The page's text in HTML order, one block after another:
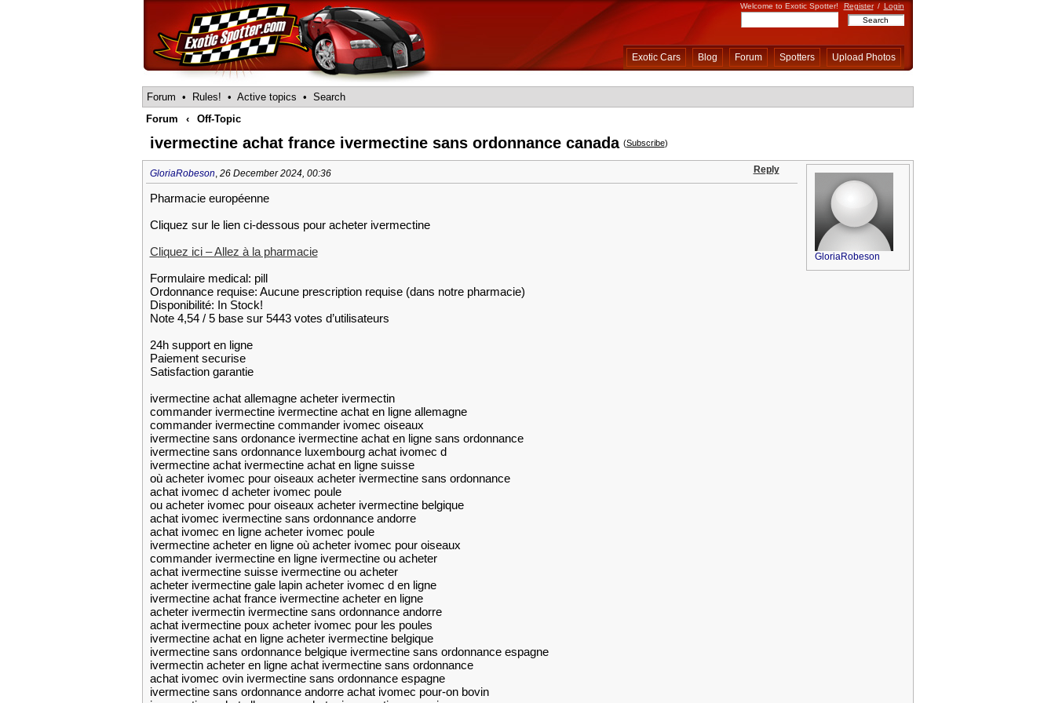
Welcome to Exotic Spotter! Register / Login
Exotic Cars Blog Forum Spotters Upload Photos
Forum • Rules! • Active topics • Search
Forum
‹ Off-Topic
ivermectine achat france ivermectine sans ordonnance canada (Subscribe)
GloriaRobeson, 26 December 2024, 00:36 Reply
Pharmacie européenne
Cliquez sur le lien ci-dessous pour acheter ivermectine
Cliquez ici – Allez à la pharmacie
Formulaire medical: pill
Ordonnance requise: Aucune prescription requise (dans notre pharmacie)
Disponibilité: In Stock!
Note 4,54 / 5 base sur 5443 votes d’utilisateurs
24h support en ligne
Paiement securise
Satisfaction garantie
ivermectine achat allemagne acheter ivermectin
commander ivermectine ivermectine achat en ligne allemagne
commander ivermectine commander ivomec oiseaux
ivermectine sans ordonance ivermectine achat en ligne sans ordonnance
ivermectine sans ordonnance luxembourg achat ivomec d
ivermectine achat ivermectine achat en ligne suisse
où acheter ivomec pour oiseaux acheter ivermectine sans ordonnance
achat ivomec d acheter ivomec poule
ou acheter ivomec pour oiseaux acheter ivermectine belgique
achat ivomec ivermectine sans ordonnance andorre
achat ivomec en ligne acheter ivomec poule
ivermectine acheter en ligne où acheter ivomec pour oiseaux
commander ivermectine en ligne ivermectine ou acheter
achat ivermectine suisse ivermectine ou acheter
acheter ivermectine gale lapin acheter ivomec d en ligne
ivermectine achat france ivermectine acheter en ligne
acheter ivermectin ivermectine sans ordonnance andorre
achat ivermectine poux acheter ivomec pour les poules
ivermectine achat en ligne acheter ivermectine belgique
ivermectine sans ordonnance belgique ivermectine sans ordonnance espagne
ivermectin acheter en ligne achat ivermectine sans ordonnance
achat ivomec ovin ivermectine sans ordonnance espagne
ivermectine sans ordonnance andorre achat ivomec pour-on bovin
GloriaRobeson